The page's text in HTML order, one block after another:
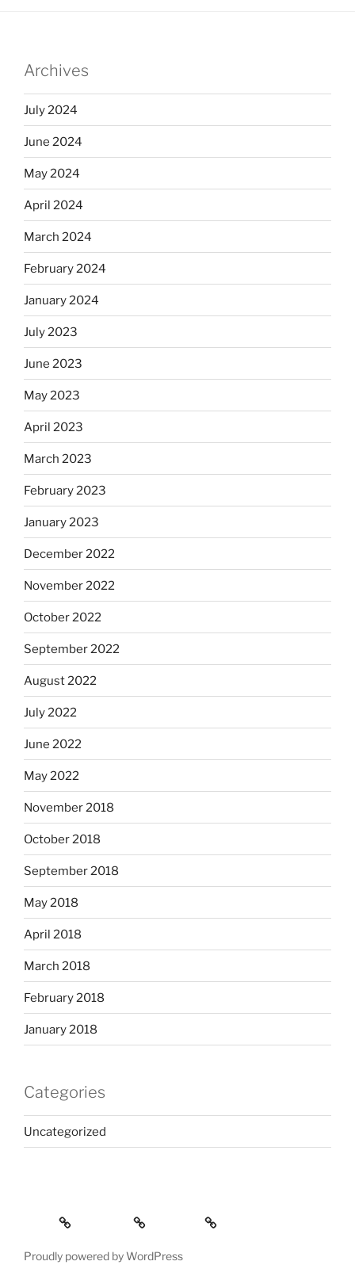
Archives
July 2024
June 2024
May 2024
April 2024
March 2024
February 2024
January 2024
July 2023
June 2023
May 2023
April 2023
March 2023
February 2023
January 2023
December 2022
November 2022
October 2022
September 2022
August 2022
July 2022
June 2022
May 2022
November 2018
October 2018
September 2018
May 2018
April 2018
March 2018
February 2018
January 2018
Categories
Uncategorized
Home Services Contact
Proudly powered by WordPress